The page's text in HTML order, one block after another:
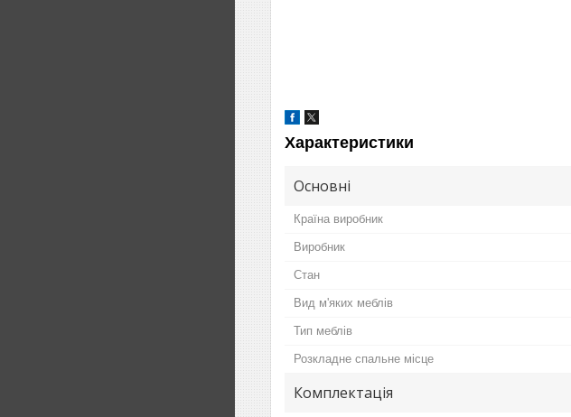
Характеристики
Основні
Країна виробник
Виробник
Стан
Вид м'яких меблів
Тип меблів
Розкладне спальне місце
Комплектація